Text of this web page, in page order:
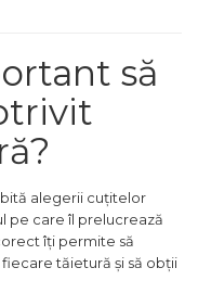
să
alegerii cuțitelor
pe care îl prelucrează
îți permite să
tăietură și să obții